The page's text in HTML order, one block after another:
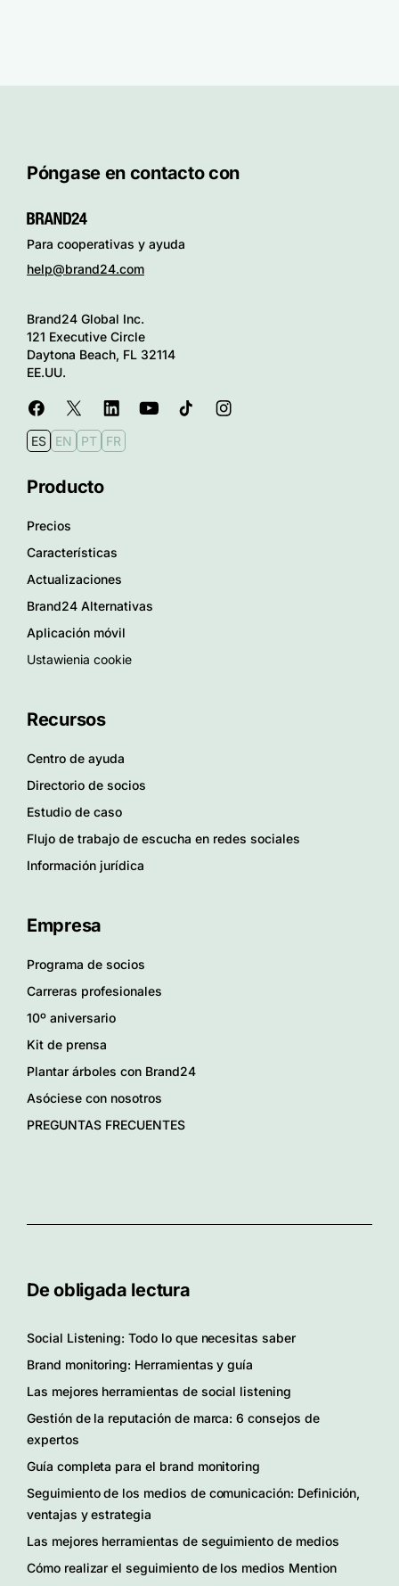
Póngase en contacto con
Para cooperativas y ayuda
help@brand24.com
Brand24 Global Inc.
121 Executive Circle
Daytona Beach, FL 32114
EE.UU.
ES EN PT FR
Producto
Precios
Características
Actualizaciones
Brand24 Alternativas
Aplicación móvil
Ustawienia cookie
Recursos
Centro de ayuda
Directorio de socios
Estudio de caso
Flujo de trabajo de escucha en redes sociales
Información jurídica
Empresa
Programa de socios
Carreras profesionales
10º aniversario
Kit de prensa
Plantar árboles con Brand24
Asóciese con nosotros
PREGUNTAS FRECUENTES
De obligada lectura
Social Listening: Todo lo que necesitas saber
Brand monitoring: Herramientas y guía
Las mejores herramientas de social listening
Gestión de la reputación de marca: 6 consejos de
expertos
Guía completa para el brand monitoring
Seguimiento de los medios de comunicación: Definición,
ventajas y estrategia
Las mejores herramientas de seguimiento de medios
Cómo realizar el seguimiento de los medios Mention